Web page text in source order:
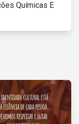
Químicas E